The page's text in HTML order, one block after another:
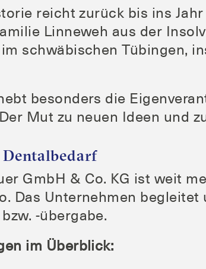
reicht zurück bis ins
Lin­ne­weh aus der
schwä­bi­schen Tü­bin­gen,
beson­ders die
Mut zu neu­en Ideen und
GmbH & Co. KG ist weit
Das Unter­neh­men
‑über­ga­be.
im Überblick: